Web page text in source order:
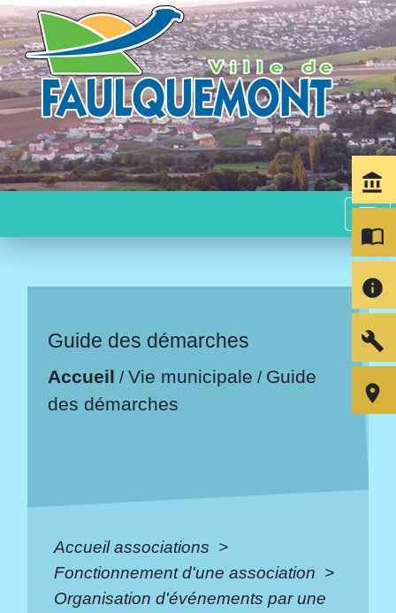
menu
Guide des démarches
Accueil /Vie municipale / Guide
des démarches
Accueil associations >
Fonctionnement d'une association >
Organisation d'événements par une
account_balance
import_contacts
info
build
room